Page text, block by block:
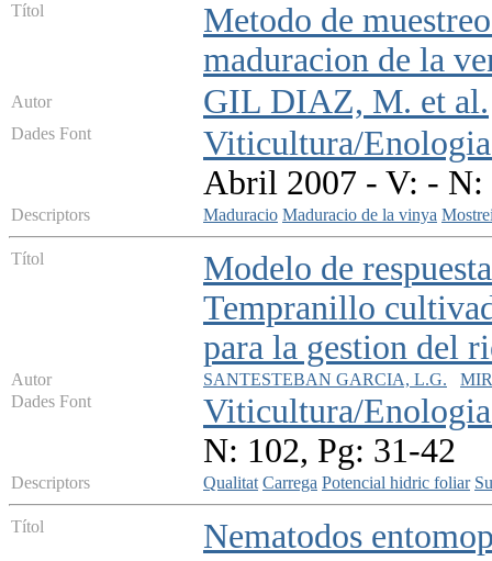
Títol
Metodo de
maduracion de la
Autor GIL DIAZ, M. et al.
Dades Font
Viticultura/
Abril 2007 - V: - N:
Descriptors Maduracio Maduracio de la vinya
Títol
Modelo de
Tempranillo
para la gestion del
Autor SANTESTEBAN GARCIA, L.G.
Dades Font
Viticultura/
N: 102, Pg: 31-42
Descriptors Qualitat Carrega Potencial hidric foliar
Títol
Nematodos